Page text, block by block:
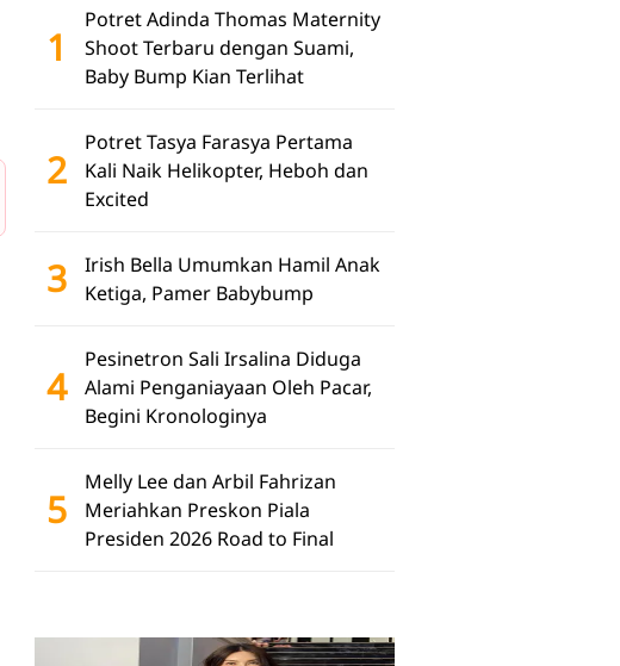
1
Potret Adinda Thomas Maternity
Shoot Terbaru dengan Suami,
Baby Bump Kian Terlihat
2
Potret Tasya Farasya Pertama
Kali Naik Helikopter, Heboh dan
Excited
3
Irish Bella Umumkan Hamil Anak
Ketiga, Pamer Babybump
4
Pesinetron Sali Irsalina Diduga
Alami Penganiayaan Oleh Pacar,
Begini Kronologinya
5
Melly Lee dan Arbil Fahrizan
Meriahkan Preskon Piala
Presiden 2026 Road to Final